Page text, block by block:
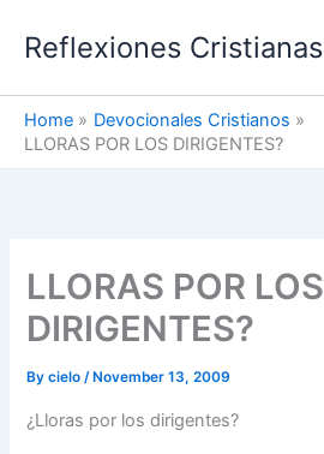
Reflexiones Cristianas
Home
Devocionales Cristianos
LLORAS POR LOS DIRIGENTES?
LLORAS POR LOS
DIRIGENTES?
Bycielo/ November 13, 2009
¿Lloras por los dirigentes?